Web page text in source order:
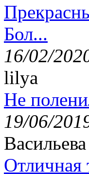
Бол...
16/02/
lilya
Не
19/06/
Васильева